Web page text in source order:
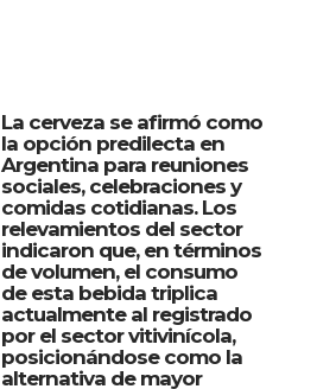
La cerveza se afirmó como
la opción predilecta en
Argentina para reuniones
sociales, celebraciones y
comidas cotidianas. Los
relevamientos del sector
indicaron que, en términos
de volumen, el consumo
de esta bebida triplica
actualmente al registrado
por el sector vitivinícola,
posicionándose como la
alternativa de mayor